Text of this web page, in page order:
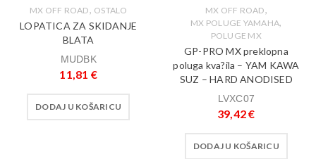
MX OFF ROAD, OSTALO
LOPATICA ZA SKIDANJE
BLATA
MUDBK
11,81 €
DODAJ U KOŠARICU
MX OFF ROAD,
MX POLUGE YAMAHA,
POLUGE MX
GP-PRO MX preklopna
poluga kva?ila – YAM KAWA
SUZ – HARD ANODISED
LVXC07
39,42€
DODAJ U KOŠARICU